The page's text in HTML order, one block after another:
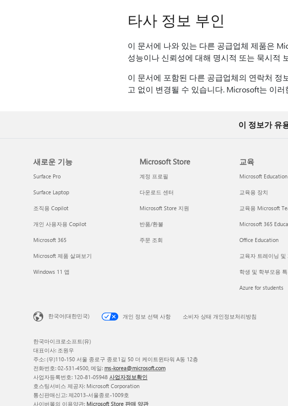
타사 정보 부인
이 문서에 나와 있는 다른 공급업체 제품은
성능이나 신뢰성에 대해 명시적 또는 묵시적
이 문서에 포함된 다른 공급업체의 연락처 정
고 없이 변경될 수 있습니다. Microsoft는 이
이 정보가 유
새로운 기능
Surface Pro
Surface Laptop
조직용 Copilot
개인 사용자용 Copilot
Microsoft 365
Microsoft 제품 살펴보기
Windows 11 앱
Microsoft Store
계정 프로필
다운로드 센터
Microsoft Store 지원
반품/환불
주문 조회
교육
Microsoft Education
교육용 장치
교육용 Microsoft
Microsoft 365
Office Education
교육자 트레이닝 및
학생 및 학부모용
Azure for students
한국어(대한민국) 개인 정보 선택 사항 소비자 상태 개인정보처리방침
한국마이크로소프트(유)
대표이사: 조원우
주소: (우)110-150 서울 종로구 종로1길 50 더 케이트윈타워 A동 12층
전화번호: 02-531-4500, 메일: ms-korea@microsoft.com
사업자등록번호: 120-81-05948사업자정보확인
호스팅서비스 제공자: Microsoft Corporation
통신판매신고: 제2013-서울종로-1009호
사이버몰의 이용약관: Microsoft Store 판매 약관